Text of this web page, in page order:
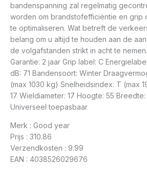
bandenspanning zal regelmatig
worden om brandstofefficiëntie en grip
te optimaliseren. Wat betreft de
belang om u altijd te houden aan de
de volgafstanden strikt in acht te nemen.
Garantie: 2 jaar Grip label: C
dB: 71 Bandensoort: Winter
(max 1030 kg) Snelheidsindex: T (max
17 Wieldiameter: 17 Hoogte: 55 Breedte:
Universeel toepasbaar
Merk : Good year
Prijs : 310.86
Verzendkosten : 9.99
EAN : 4038526029676